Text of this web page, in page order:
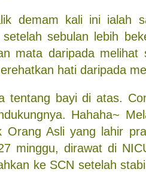
demam kali ini ialah
setelah sebulan lebih
mata daripada
hati daripada
tentang bayi di atas.
Hahaha~
Orang Asli yang lahir
minggu, dirawat di
ke SCN setelah